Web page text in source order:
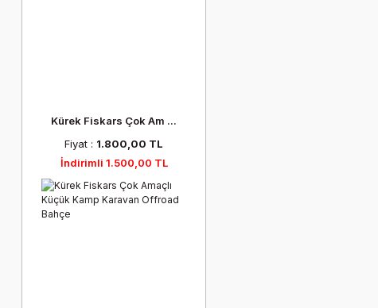
Kürek Fiskars Çok Am ...
Fiyat : 1.800,00 TL
İndirimli 1.500,00 TL